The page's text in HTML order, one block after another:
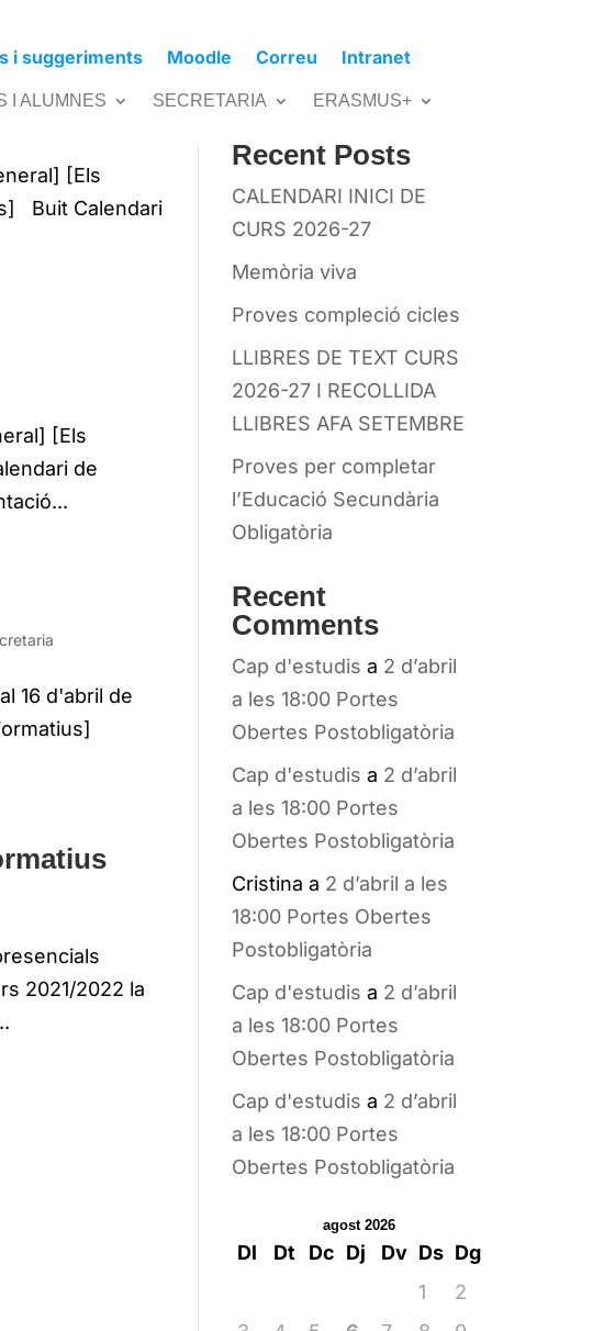
I ALUMNES SECRETARIA ERASMUS+
i suggeriments Moodle Correu Intranet
[Els
Buit Calendari
[Els
de
16 d'abril de
2021/2022 la
Recent Posts
CALENDARI INICI DE
CURS 2026-27
Memòria viva
Proves compleció cicles
LLIBRES DE TEXT CURS
2026-27 I RECOLLIDA
LLIBRES AFA SETEMBRE
Proves per completar
l’Educació Secundària
Obligatòria
Recent
Comments
Cap d'estudis a 2 d’abril
a les 18:00 Portes
Obertes Postobligatòria
Cap d'estudis a 2 d’abril
a les 18:00 Portes
Obertes Postobligatòria
Cristina a 2 d’abril a les
18:00 Portes Obertes
Postobligatòria
Cap d'estudis a 2 d’abril
a les 18:00 Portes
Obertes Postobligatòria
Cap d'estudis a 2 d’abril
a les 18:00 Portes
Obertes Postobligatòria
agost 2026
Dl Dt Dc Dj Dv Ds Dg
1
2